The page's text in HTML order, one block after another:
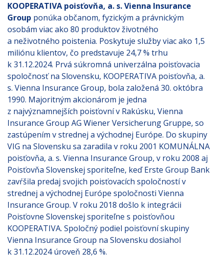
KOOPERATIVA poisťovňa, a. s. Vienna Insurance
Group ponúka občanom, fyzickým a právnickým
osobám viac ako 80 produktov životného
a neživotného poistenia. Poskytuje služby viac ako 1,5
miliónu klientov, čo predstavuje 24,7 % trhu
k 31.12.2024. Prvá súkromná univerzálna poisťovacia
spoločnosť na Slovensku, KOOPERATIVA poisťovňa, a.
s. Vienna Insurance Group, bola založená 30. októbra
1990. Majoritným akcionárom je jedna
z najvýznamnejších poisťovní v Rakúsku, Vienna
Insurance Group AG Wiener Versicherung Gruppe, so
zastúpením v strednej a východnej Európe. Do skupiny
VIG na Slovensku sa zaradila v roku 2001 KOMUNÁLNA
poisťovňa, a. s. Vienna Insurance Group, v roku 2008 aj
Poisťovňa Slovenskej sporiteľne, keď Erste Group Bank
zavŕšila predaj svojich poisťovacích spoločností v
strednej a východnej Európe spoločnosti Vienna
Insurance Group. V roku 2018 došlo k integrácii
Poisťovne Slovenskej sporiteľne s poisťovňou
KOOPERATIVA. Spoločný podiel poisťovní skupiny
Vienna Insurance Group na Slovensku dosiahol
k 31.12.2024 úroveň 28,6 %.